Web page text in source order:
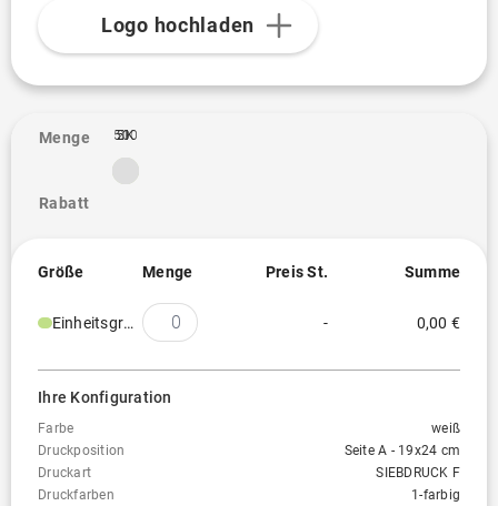
Logo hochladen
Menge
Rabatt
1
500
2K
5K
Größe Menge Preis St. Summe
Einheitsgröße - 0,00 €
Ihre Konfiguration
Farbe
weiß
Druckposition
Seite A - 19x24 cm
Druckart
SIEBDRUCK F
Druckfarben
1-farbig